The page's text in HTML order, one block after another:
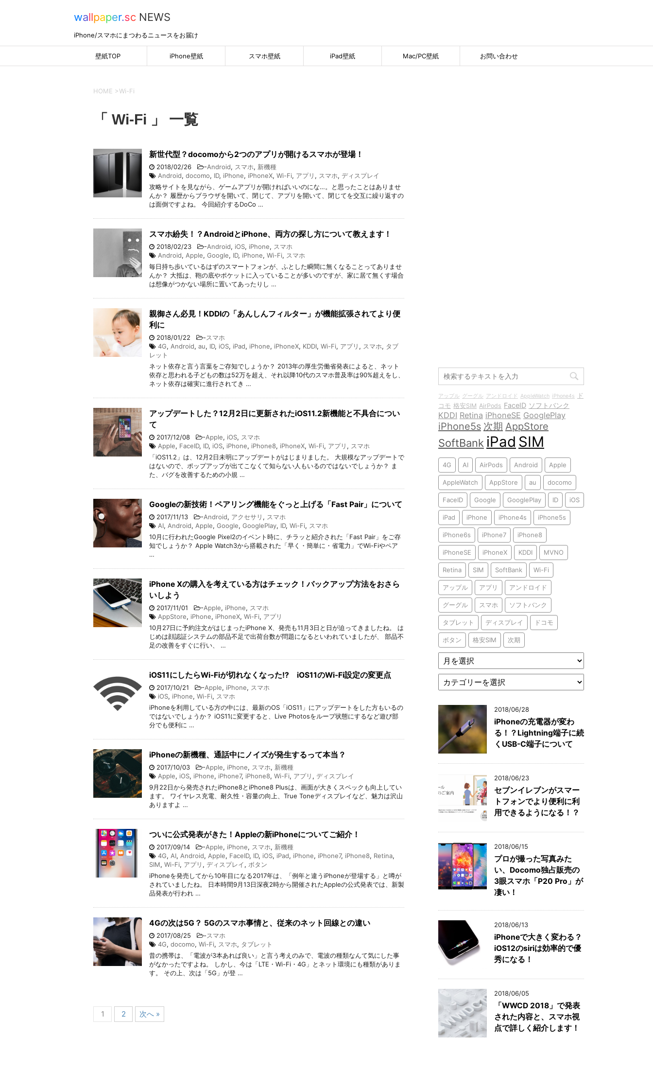
wallpaper.sc NEWS
iPhone/スマホにまつわるニュースをお届け
壁紙TOP iPhone壁紙 スマホ壁紙 iPad壁紙 Mac/PC壁紙 お問い合わせ
HOME >Wi-Fi
「 Wi-Fi 」 一覧
新世代型？docomoから2つのアプリが開けるスマホが登場！
2018/02/26 -Android, スマホ, 新機種
Android, docomo, ID, iPhone, iPhoneX, Wi-Fi, アプリ , スマホ, ディスプレイ
攻略サイトを見ながら、ゲームアプリが開ければいいのにな…。と思ったことはありませ
んか？ 履歴からブラウザを開いて、閉じて、アプリを開いて、閉じてを交互に繰り返すの
は面倒ですよね。 今回紹介するDoCo …
スマホ紛失！？AndroidとiPhone、両方の探し方について教えます！
2018/02/23 -Android, iOS, iPhone, スマホ
Android, Apple, Google, ID, iPhone, Wi-Fi, スマホ
毎日持ち歩いているはずのスマートフォンが、ふとした瞬間に無くなることってありませ
んか？ 大抵は、鞄の底やポケットに入っていることが多いのですが、家に居て無くす場合
は想像がつかない場所に置いてあったりし …
親御さん必見！KDDIの「あんしんフィルター」が機能拡張されてより便
利に
2018/01/22 -スマホ
4G, Android, au, ID, iOS, iPad, iPhone, iPhoneX, KDDI, Wi-Fi, アプリ , スマホ, タブ
レット
ネット依存と言う言葉をご存知でしょうか？ 2013年の厚生労働省発表によると、ネット
依存と思われる子どもの数は52万を超え、それ以降10代のスマホ普及率は90%超えをし、
ネット依存は確実に進行されてき …
アップデートした？12月2日に更新されたiOS11.2新機能と不具合につい
て
2017/12/08 -Apple, iOS, スマホ
Apple, FaceID, ID, iOS, iPhone, iPhone8, iPhoneX, Wi-Fi, アプリ , スマホ
「iOS11.2」は、12月2日未明にアップデートがはじまりました。 大規模なアップデートで
はないので、ポップアップが出てこなくて知らない人もいるのではないでしょうか？ ま
た、バグを改善するための小規 …
Googleの新技術！ペアリング機能をぐっと上げる「Fast Pair」について
2017/11/13 -Android, アクセサリ , スマホ
AI, Android, Apple, Google, GooglePlay, ID, Wi-Fi, スマホ
10月に行われたGoogle Pixel2のイベント時に、チラッと紹介された「Fast Pair」をご存
知でしょうか？ Apple Watch3から搭載された「早く・簡単に・省電力」でWi-Fiやペア
…
iPhone Xの購入を考えている方はチェック！バックアップ方法をおさら
いしよう
2017/11/01 -Apple, iPhone, スマホ
AppStore, iPhone, iPhoneX, Wi-Fi, アプリ
10月27日に予約注文がはじまったiPhone X、発売も11月3日と日が迫ってきましたね。 は
じめは顔認証システムの部品不足で出荷台数が問題になるといわれていましたが、 部品不
足の改善をすぐに行い、 …
iOS11にしたらWi-Fiが切れなくなった!? iOS11のWi-Fi設定の変更点
2017/10/21 -Apple, iPhone, スマホ
iOS, iPhone, Wi-Fi, スマホ
iPhoneを利用している方の中には、最新のOS「iOS11」にアップデートをした方もいるの
ではないでしょうか？ iOS11に変更すると、Live Photosをループ状態にするなど遊び部
分でも便利に …
iPhoneの新機種、通話中にノイズが発生するって本当？
2017/10/03 -Apple, iPhone, スマホ, 新機種
Apple, iOS, iPhone, iPhone7, iPhone8, Wi-Fi, アプリ , ディスプレイ
9月22日から発売されたiPhone8とiPhone8 Plusは、画面が大きくスペックも向上してい
ます。 ワイヤレス充電、耐久性・容量の向上、True Toneディスプレイなど、魅力は沢山
ありますよ …
ついに公式発表がきた！Appleの新iPhoneについてご紹介！
2017/09/14 -Apple, iPhone, スマホ, 新機種
4G, AI, Android, Apple, FaceID, ID, iOS, iPad, iPhone, iPhone7, iPhone8, Retina,
SIM, Wi-Fi, アプリ , ディスプレイ, ボタン
iPhoneを発売してから10年目になる2017年は、「例年と違うiPhoneが登場する」と噂が
されていましたね。 日本時間9月13日深夜2時から開催されたAppleの公式発表では、新製
品発表が行われ …
4Gの次は5G？ 5Gのスマホ事情と、従来のネット回線との違い
2017/08/25 -スマホ
4G, docomo, Wi-Fi, スマホ, タブレット
昔の携帯は、「電波が3本あれば良い」と言う考えのみで、電波の種類なんて気にした事
がなかったですよね。 しかし、今は「LTE・Wi-Fi・4G」とネット環境にも種類がありま
す。 その上、次は「5G」が登 …
1 2 次へ »
アップル グーグル アンドロイド AppleWatch iPhone4s
ド
コモ 格安SIM AirPods FaceID ソフトバンク
KDDI Retina iPhoneSE GooglePlay
iPhone5s 次期 AppStore
SoftBank iPad SIM
4G AI AirPods Android Apple
AppleWatch AppStore au docomo
FaceID Google GooglePlay ID iOS
iPad iPhone iPhone4s iPhone5s
iPhone6s iPhone7 iPhone8
iPhoneSE iPhoneX KDDI MVNO
Retina SIM SoftBank Wi-Fi
アップル アプリ アンドロイド
グーグル スマホ ソフトバンク
タブレット ディスプレイ ドコモ
ボタン 格安SIM 次期
ア
ー
イ
テ
リ
2018/06/28
iPhoneの充電器が変わ
る！？Lightning端子に続
くUSB-C端子について
2018/06/23
セブンイレブンがスマー
トフォンでより便利に利
用できるようになる！？
2018/06/15
プロが撮った写真みた
い、Docomo独占販売の
3眼スマホ「P20 Pro」が
凄い！
2018/06/13
iPhoneで大きく変わる？
iOS12のsiriは効率的で優
秀になる！
2018/06/05
「WWCD 2018」で発表
された内容と、スマホ視
点で詳しく紹介します！